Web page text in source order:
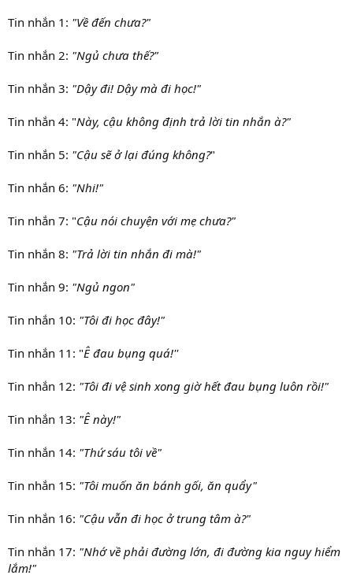
Tin nhắn 1: "Về đến chưa?"
Tin nhắn 2: "Ngủ chưa thế?"
Tin nhắn 3: "Dậy đi! Dậy mà đi học!"
Tin nhắn 4: "Này, cậu không định trả lời tin nhắn à?"
Tin nhắn 5: "Cậu sẽ ở lại đúng không?"
Tin nhắn 6: "Nhi!"
Tin nhắn 7: "Cậu nói chuyện với mẹ chưa?"
Tin nhắn 8: "Trả lời tin nhắn đi mà!"
Tin nhắn 9: "Ngủ ngon"
Tin nhắn 10: "Tôi đi học đây!"
Tin nhắn 11: "Ê đau bụng quá!''
Tin nhắn 12: "Tôi đi vệ sinh xong giờ hết đau bụng luôn rồi!"
Tin nhắn 13: "Ê này!"
Tin nhắn 14: "Thứ sáu tôi về"
Tin nhắn 15: "Tôi muốn ăn bánh gối, ăn quẩy"
Tin nhắn 16: "Cậu vẫn đi học ở trung tâm à?"
Tin nhắn 17: "Nhớ về phải đường lớn, đi đường kia nguy hiểm
lắm!"